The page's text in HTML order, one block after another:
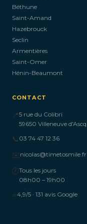
Béthune
Saint-Amand
Hazebrouck
Seclin
Armentières
Saint-Omer
Hénin-Beaumont
CONTACT
📍5 rue du Colibri
59650 Villeneuve d'Ascq
📞 03 74 47 12 36
✉️nicolas@timetosmile.fr
🕐Tous les jours
08h00 – 19h00
⭐4,9/5 · 131 avis Google